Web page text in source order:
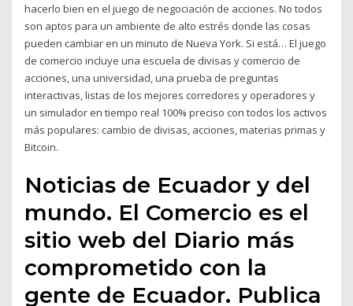
hacerlo bien en el juego de negociación de acciones. No todos
son aptos para un ambiente de alto estrés donde las cosas
pueden cambiar en un minuto de Nueva York. Si está… El juego
de comercio incluye una escuela de divisas y comercio de
acciones, una universidad, una prueba de preguntas
interactivas, listas de los mejores corredores y operadores y
un simulador en tiempo real 100% preciso con todos los activos
más populares: cambio de divisas, acciones, materias primas y
Bitcoin.
Noticias de Ecuador y del
mundo. El Comercio es el
sitio web del Diario más
comprometido con la
gente de Ecuador. Publica